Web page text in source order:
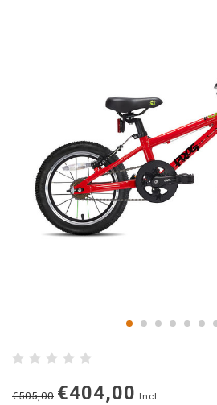
€505,00 €404,00 Incl.